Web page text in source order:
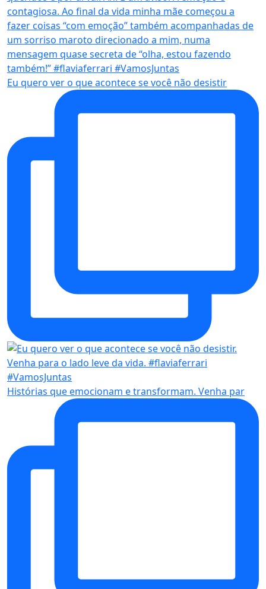
Eu quero ver o que acontece se você não desistir
Histórias que emocionam e transformam. Venha par